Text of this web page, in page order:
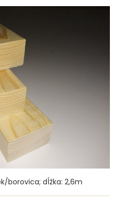
borovica; dĺžka: 2,6m